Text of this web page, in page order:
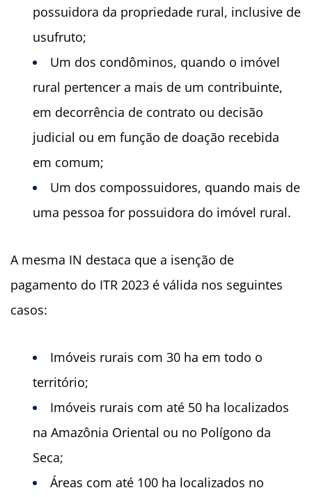
possuidora da propriedade rural, inclusive de
usufruto;
Um dos condôminos, quando o imóvel
rural pertencer a mais de um contribuinte,
em decorrência de contrato ou decisão
judicial ou em função de doação recebida
em comum;
Um dos compossuidores, quando mais de
uma pessoa for possuidora do imóvel rural.
A mesma IN destaca que a isenção de
pagamento do ITR 2023 é válida nos seguintes
casos:
Imóveis rurais com 30 ha em todo o
território;
Imóveis rurais com até 50 ha localizados
na Amazônia Oriental ou no Polígono da
Seca;
Áreas com até 100 ha localizados no